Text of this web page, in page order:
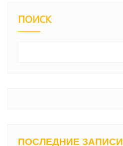
kl
a
a
ПОИСК
ПОСЛЕДНИЕ ЗАПИСИ